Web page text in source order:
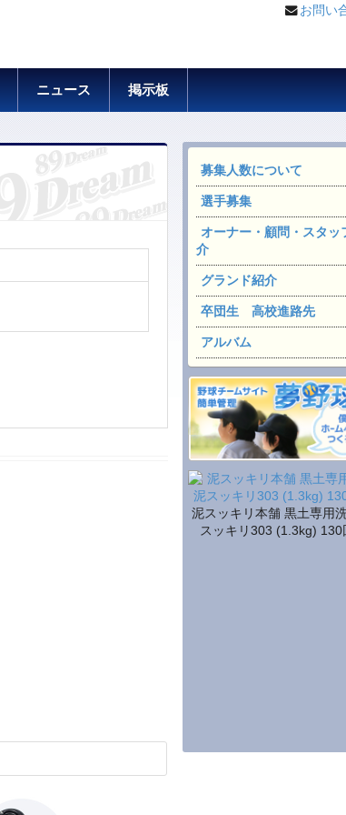
お問い
ニュース 掲示板
募集人数について
選手募集
オーナー・顧問・スタッ
介
グランド紹介
卒団生 高校進路先
アルバム
泥スッキリ本舗 黒土専用
スッキリ303 (1.3kg) 130